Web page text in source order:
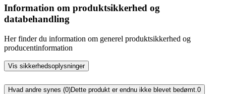
Information om produktsikkerhed og
databehandling
Her finder du information om generel produktsikkerhed og
producentinformation
Vis sikkerhedsoplysninger
Hvad andre synes (0)Dette produkt er endnu ikke blevet bedømt. 0